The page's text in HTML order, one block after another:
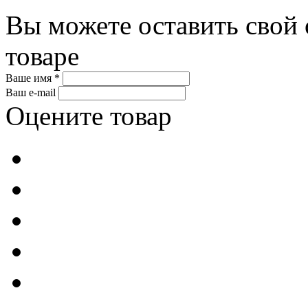
Вы можете оставить свой
товаре
Ваше имя *
Ваш e-mail
Оцените товар